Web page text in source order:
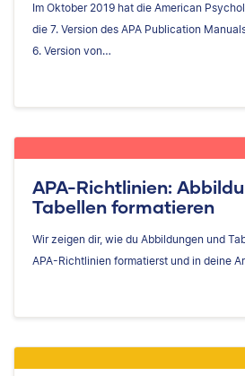
Im Oktober 2019 hat die American
die 7. Version des APA Publication
6. Version von…
APA-Richtlinien:
Tabellen formatieren
Wir zeigen dir, wie du Abbildungen und
APA-Richtlinien formatierst und in deine